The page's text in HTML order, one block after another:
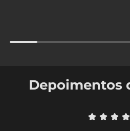
Depoimentos